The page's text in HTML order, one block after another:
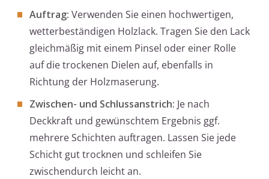
Auftrag: Verwenden Sie einen hochwertigen,
wetterbeständigen Holzlack. Tragen Sie den Lack
gleichmäßig mit einem Pinsel oder einer Rolle
auf die trockenen Dielen auf, ebenfalls in
Richtung der Holzmaserung.
Zwischen- und Schlussanstrich: Je nach
Deckkraft und gewünschtem Ergebnis ggf.
mehrere Schichten auftragen. Lassen Sie jede
Schicht gut trocknen und schleifen Sie
zwischendurch leicht an.